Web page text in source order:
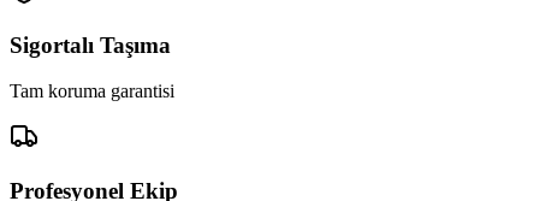
Sigortalı Taşıma
Tam koruma garantisi
Profesyonel Ekip